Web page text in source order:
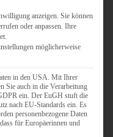
SANDWICHES
DEM TISCH
& FISCH
/ BARBECUE
BACKEN
GERICHTE
& QUICHES
RISOTTO
anzeigen. Sie können
oder anpassen. Ihre
möglicherweise
in den USA. Mit Ihrer
Sie auch in die Verarbeitung
ein. Der EuGH stuft die
nach EU-Standards ein. Es
personenbezogene Daten
für Europäerinnen und